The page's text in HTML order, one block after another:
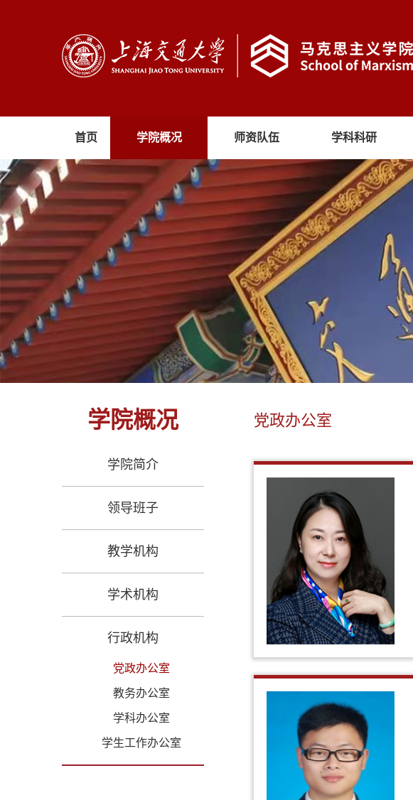
首页 学院概况 师资队伍 学科科研
学院概况
学院简介
领导班子
教学机构
学术机构
行政机构
党政办公室
教务办公室
学科办公室
学生工作办公室
党政办公室